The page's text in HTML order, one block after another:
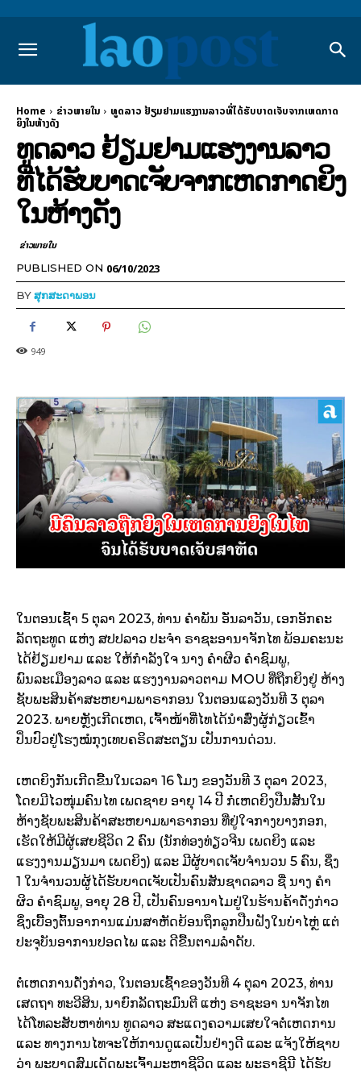
Home ຂ່າວພາຍ​ໃນ
ທູດລາວ ຢ້ຽມຢາມແຮງງານລາວທີ່ໄດ້ຮັບບາດເຈັບຈາກເຫດກາດ
ຍິງໃນຫ້າງດັງ
ທູດລາວ ຢ້ຽມຢາມແຮງງານລາວ
ທີ່ໄດ້ຮັບບາດເຈັບຈາກເຫດກາດຍິງ
ໃນຫ້າງດັງ
ຂ່າວພາຍ​ໃນ
PUBLISHED ON 06/10/2023
BYສຸກສະດາພອນ
949
ໃນຕອນເຊົ້າ 5 ຕຸລາ 2023, ທ່ານ ຄໍາພັນ ອັ່ນລາວັນ, ເອກອັກຄະ
ລັດຖະທູດ ແຫ່ງ ສປປລາວ ປະຈໍາ ຣາຊະອານາຈັກໄທ ພ້ອມຄະນະ
ໄດ້ຢ້ຽມຢາມ ແລະ ໃຫ້ກໍາລັງໃຈ ນາງ ຄໍາຜີວ ຄໍາຊົມພູ,
ພົນລະເມືອງລາວ ແລະ ແຮງງານລາວຕາມ MOU ທີ່ຖືກຍິງຢູ່ ຫ້າງ
ຊັບພະສິນຄ້າສະຫຍາມພາຣາກອນ ໃນຕອນແລງວັນທີ 3 ຕຸລາ
2023. ພາຍຫຼັງເກີດເຫດ, ເຈົ້າໜ້າທີ່ໄທໄດ້ນໍາສົ່ງຜູ້ກ່ຽວເຂົ້າ
ປິ່ນປົວຢູ່ໂຮງໝໍກຸງເທບຄຣິດສະຕຽນ ເປັນການດ່ວນ.
ເຫດຍິງກັນເກີດຂື້ນໃນເວລາ 16 ໂມງ ຂອງວັນທີ 3 ຕຸລາ 2023,
ໂດຍມີໄວໜຸ່ມຄົນໄທ ເພດຊາຍ ອາຍຸ 14 ປີ ກໍ່ເຫດຍິງປືນສັ້ນໃນ
ຫ້າງຊັບພະສິນຄ້າສະຫຍາມພາຣາກອນ ທີ່ຢູ່ໃຈກາງບາງກອກ,
ເຮັດໃຫ້ມີຜູ້ເສຍຊີວິດ 2 ຄົນ (ນັກທ່ອງທ່ຽວຈີນ ເພດຍິງ ແລະ
ແຮງງານມຽນມາ ເພດຍິງ) ແລະ ມີຜູ້ບາດເຈັບຈຳນວນ 5 ຄົນ, ຊຶ່ງ
1 ໃນຈຳນວນຜູ້ໄດ້ຮັບບາດເຈັບເປັນຄົນສັນຊາດລາວ ຊື່ ນາງ ຄໍາ
ຜິວ ຄຳຊົມພູ, ອາຍຸ 28 ປີ, ເປັນຄົນອານາໄມຢູ່ໃນຮ້ານຄ້າດັ່ງກ່າວ
ຊຶ່ງເບື້ອງຕົ້ນອາການແມ່ນສາຫັດຍ້ອນຖຶກລູກປືນຝັງໃນບ່າໄຫຼ່ ແຕ່
ປະຈຸບັນອາການປອດໄພ ແລະ ດີຂື້ນຕາມລໍາດັບ.
ຕໍ່ເຫດການດັ່ງກ່າວ, ໃນຕອນເຊົ້າຂອງວັນທີ 4 ຕຸລາ 2023, ທ່ານ
ເສດຖາ ທະວີສິນ, ນາຍົກລັດຖະມົນຕີ ແຫ່ງ ຣາຊະອາ ນາຈັກໄທ
ໄດ້ໂທລະສັບຫາທ່ານ ທູດລາວ ສະແດງຄວາມເສຍໃຈຕໍ່ເຫດການ
ແລະ ທາງການໄທຈະໃຫ້ການດູແລເປັນຢ່າງດີ ແລະ ແຈ້ງໃຫ້ຊາບ
ວ່າ ພະບາດສົມເດັດພະເຈົ້າມະຫາຊີວິດ ແລະ ພະຣາຊີນີ ໄດ້ຮັບ